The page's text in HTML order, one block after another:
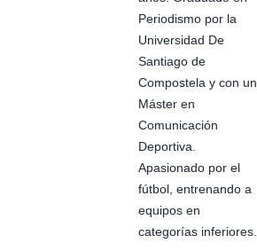
Periodismo por la
Universidad De
Santiago de
Compostela y con un
Máster en
Comunicación
Deportiva.
Apasionado por el
fútbol, entrenando a
equipos en
categorías inferiores.